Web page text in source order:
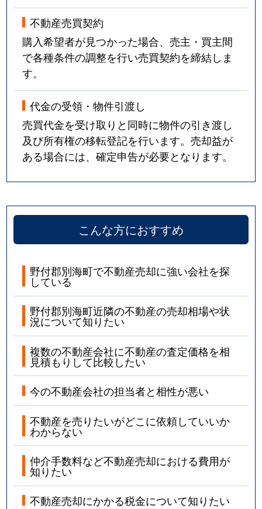
不動産売買契約
購入希望者が見つかった場合、売主・買主間
で各種条件の調整を行い売買契約を締結しま
す。
代金の受領・物件引渡し
売買代金を受け取りと同時に物件の引き渡し
及び所有権の移転登記を行います。売却益が
ある場合には、確定申告が必要となります。
こんな方におすすめ
野付郡別海町で不動産売却に強い会社を探
している
野付郡別海町近隣の不動産の売却相場や状
況について知りたい
複数の不動産会社に不動産の査定価格を相
見積もりして比較したい
今の不動産会社の担当者と相性が悪い
不動産を売りたいがどこに依頼していいか
わからない
仲介手数料など不動産売却における費用が
知りたい
不動産売却にかかる税金について知りたい